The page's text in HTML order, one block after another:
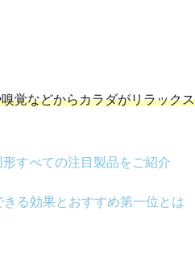
覚などからカラダがリラックス
すべての注目製品をご紹介
る効果とおすすめ第一位とは